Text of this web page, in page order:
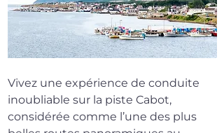
Vivez une expérience de conduite
inoubliable sur la piste Cabot,
considérée comme l’une des plus